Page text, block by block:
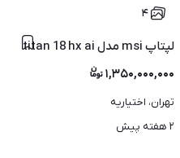
۴
لپتاپ msi مدل titan 18 hx ai
۱,۳۵۰,۰۰۰,۰۰۰
تهران، اختیاریه
۲ هفته پیش